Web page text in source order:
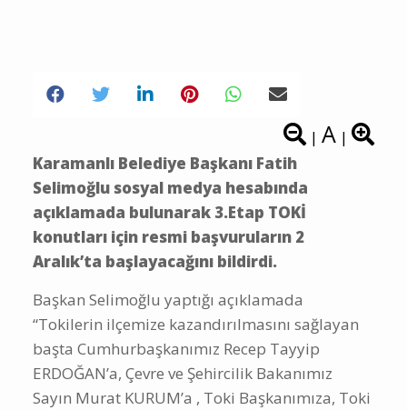
Karamanlı Belediye Başkanı Fatih
Selimoğlu sosyal medya hesabında
açıklamada bulunarak 3.Etap TOKİ
konutları için resmi başvuruların 2
Başkan Selimoğlu yaptığı açıklamada
“Tokilerin ilçemize kazandırılmasını sağlayan
başta Cumhurbaşkanımız Recep Tayyip
ERDOĞAN’a, Çevre ve Şehircilik Bakanımız